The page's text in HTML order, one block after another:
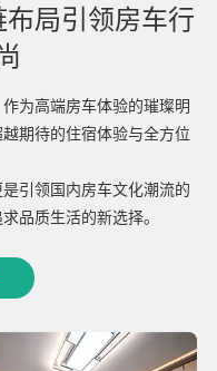
局引领房车行
为高端房车体验的璀璨明
期待的住宿体验与全方位
引领国内房车文化潮流的
品质生活的新选择。